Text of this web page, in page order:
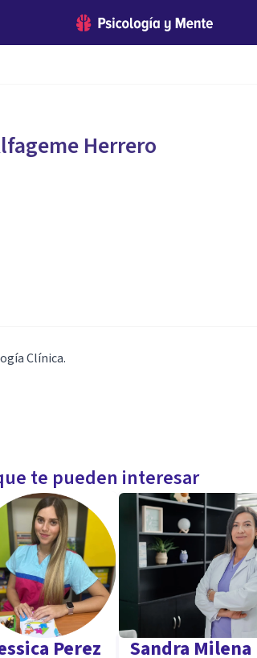
Herrero
Clínica.
te pueden interesar
Perez
Sandra Milena